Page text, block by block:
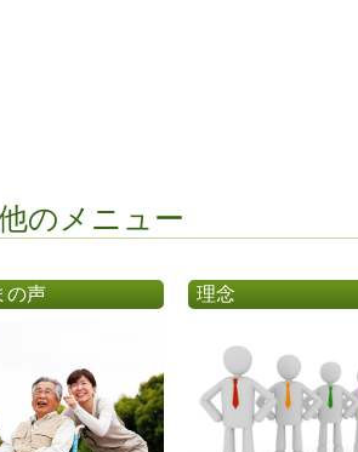
のメニュー
の声 理念